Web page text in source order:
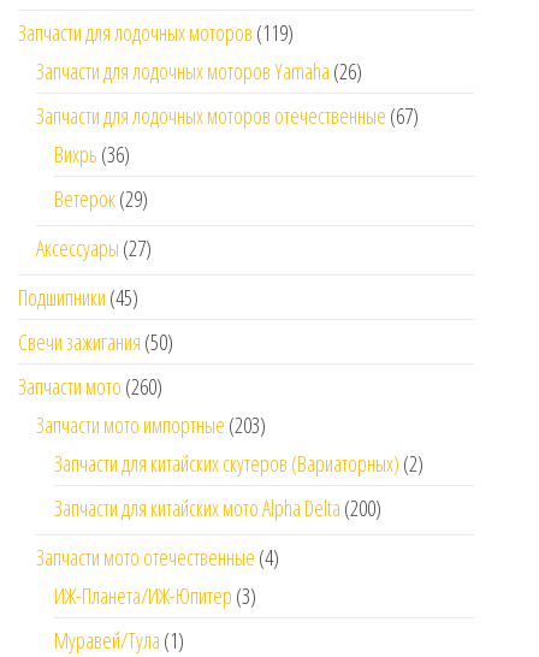
Запчасти для лодочных моторов (119)
Запчасти для лодочных моторов Yamaha (26)
Запчасти для лодочных моторов отечественные (67)
Вихрь (36)
Ветерок(29)
Аксессуары (27)
Подшипники (45)
Свечи зажигания (50)
Запчасти мото (260)
Запчасти мото импортные (203)
Запчасти для китайских скутеров (Вариаторных) (2)
Запчасти для китайских мото Alpha Delta (200)
Запчасти мото отечественные (4)
ИЖ-Планета/ИЖ-Юпитер (3)
Муравей/Тула (1)